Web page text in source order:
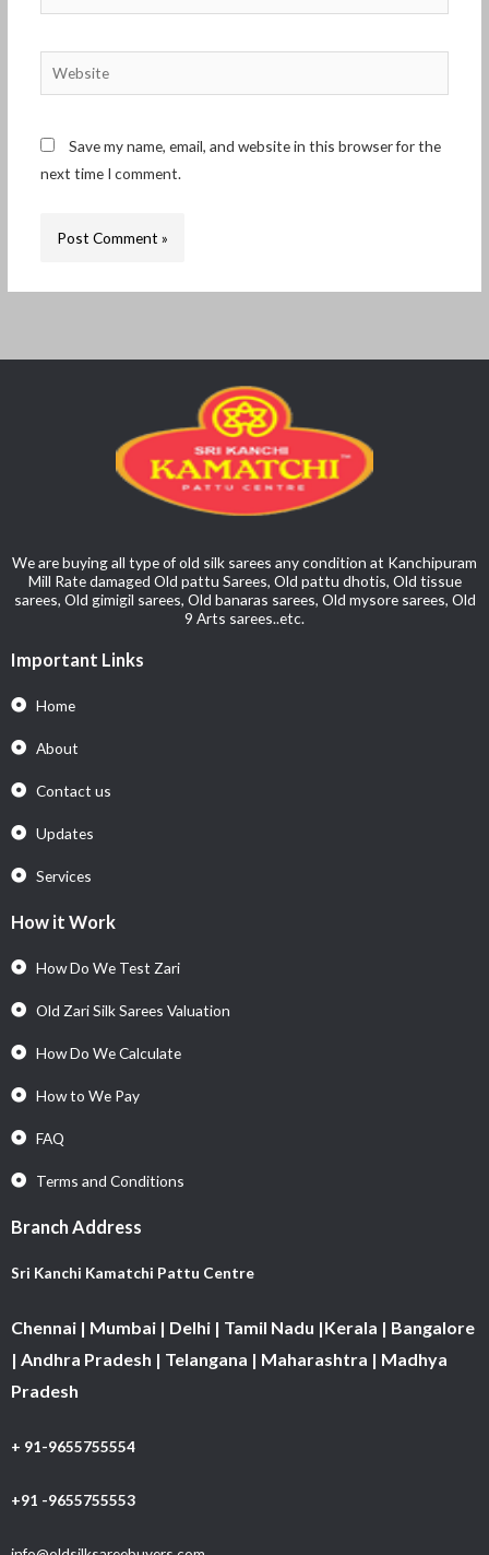
Website
Save my name, email, and website in this browser for the
next time I comment.
We are buying all type of old silk sarees any condition at Kanchipuram
Mill Rate damaged Old pattu Sarees, Old pattu dhotis, Old tissue
sarees, Old gimigil sarees, Old banaras sarees, Old mysore sarees, Old
9 Arts sarees..etc.
Important Links
Home
About
Contact us
Updates
Services
How it Work
How Do We Test Zari
Old Zari Silk Sarees Valuation
How Do We Calculate
How to We Pay
FAQ
Terms and Conditions
Branch Address
Sri Kanchi Kamatchi Pattu Centre
Chennai | Mumbai | Delhi | Tamil Nadu |Kerala | Bangalore
| Andhra Pradesh | Telangana | Maharashtra | Madhya
Pradesh
+ 91-9655755554
+91 -9655755553